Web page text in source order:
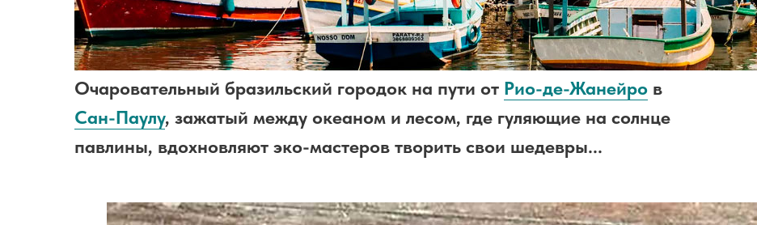
Очаровательный бразильский городок на пути от Рио-де-Жанейро в
Сан-Паулу, зажатый между океаном и лесом, где гуляющие на солнце
павлины, вдохновляют эко-мастеров творить свои шедевры...